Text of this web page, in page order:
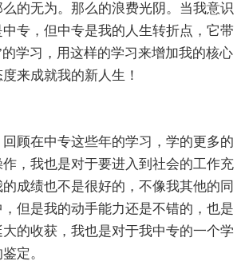
的无为。那么的浪费光阴。当我意识
专，但中专是我的人生转折点，它带
学习，用这样的学习来增加我的核心
来成就我的新人生！
顾在中专这些年的学习，学的更多的
，我也是对于要进入到社会的工作充
成绩也不是很好的，不像我其他的同
但是我的动手能力还是不错的，也是
的收获，我也是对于我中专的一个学
定。